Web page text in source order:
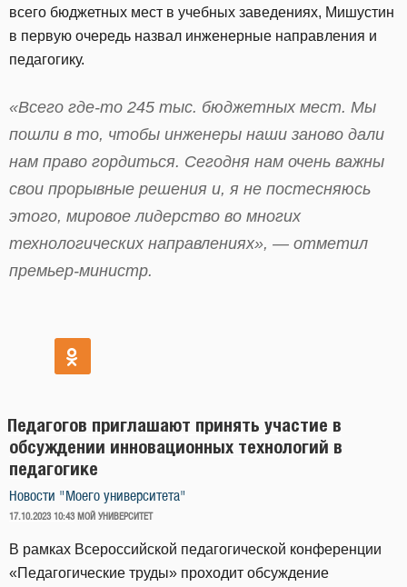
всего бюджетных мест в учебных заведениях, Мишустин
в первую очередь назвал инженерные направления и
педагогику.
«Всего где-то 245 тыс. бюджетных мест. Мы
пошли в то, чтобы инженеры наши заново дали
нам право гордиться. Сегодня нам очень важны
свои прорывные решения и, я не постесняюсь
этого, мировое лидерство во многих
технологических направлениях», — отметил
премьер-министр.
Педагогов приглашают принять участие в
обсуждении инновационных технологий в
педагогике
Новости "Моего университета"
ОПУБЛИКОВАНО
17.10.2023 10:43 МОЙ УНИВЕРСИТЕТ
В рамках Всероссийской педагогической конференции
«Педагогические труды» проходит обсуждение